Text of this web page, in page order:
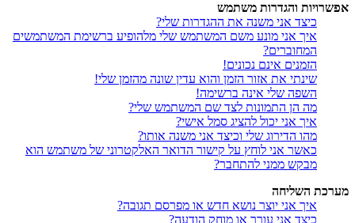
אפשרויות והגדרות משתמש
כיצד אני משנה את ההגדרות שלי?
איך אני מונע משם המשתמש שלי מלהופיע ברשימת המשתמשים
המחוברים?
הזמנים אינם נכונים!
שינתי את אזור הזמן והוא עדין שונה מהזמן שלי!
השפה שלי אינה ברשימה!
מה הן התמונות לצד שם המשתמש שלי?
איך אני יכול להציג סמל אישי?
מהו הדירוג שלי וכיצד אני משנה אותו?
כאשר אני לוחץ על קישור הדואר האלקטרוני של משתמש הוא
מבקש ממני להתחבר?
מערכת השליחה
איך אני יוצר נושא חדש או מפרסם תגובה?
כיצד אני עורך או מוחק הודעה?